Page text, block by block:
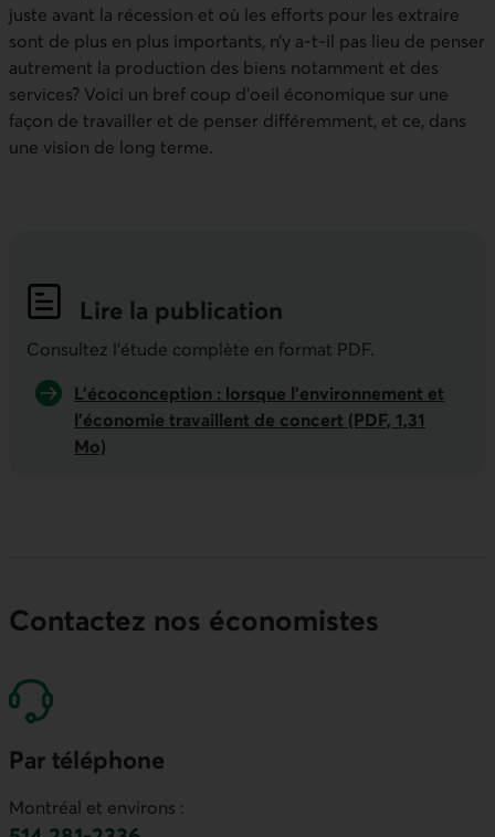
juste avant la récession et où les efforts pour les extraire
sont de plus en plus importants, n’y a-t-il pas lieu de penser
autrement la production des biens notamment et des
services? Voici un bref coup d’oeil économique sur une
façon de travailler et de penser différemment, et ce, dans
une vision de long terme.
Lire la publication
Indicateurs économiques de la
Consultez l'étude complète en format PDF.
L’écoconception : lorsque l’environnement et
l’économie travaillent de concert (PDF, 1,31
Mo)
Contactez nos économistes
Par téléphone
Montréal et environs :